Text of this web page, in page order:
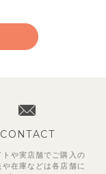
CONTACT
トや実店舗でご購入の
や在庫などは各店舗に